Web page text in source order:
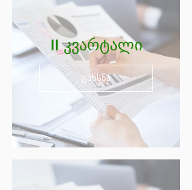
II კვარტალი
გახსნა